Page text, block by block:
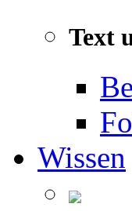
Text
Wissen